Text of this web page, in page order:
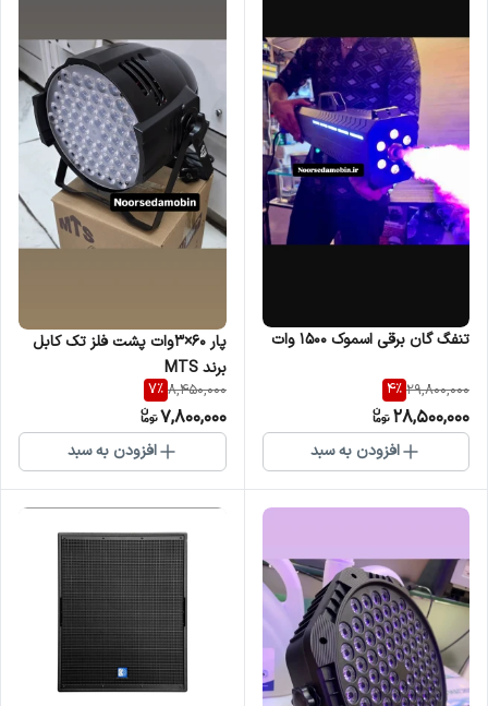
تنفگ گان برقی اسموک ۱۵۰۰ وات
29,800,000
4%
28,500,000
افزودن به سبد
پار ۶۰×۳وات پشت فلز تک کابل
برند MTS
8,450,000
7%
7,800,000
افزودن به سبد